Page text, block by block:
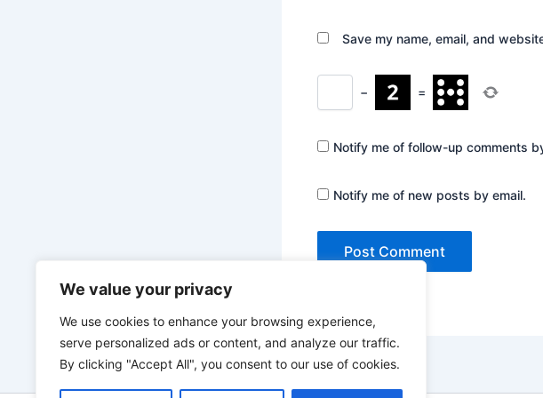
We value your privacy
We use cookies to enhance your browsing experience,
serve personalized ads or content, and analyze our traffic.
By clicking "Accept All", you consent to our use of cookies.
Save my name, email, and
− =
Notify me of follow-up comments
Notify me of new posts by email.